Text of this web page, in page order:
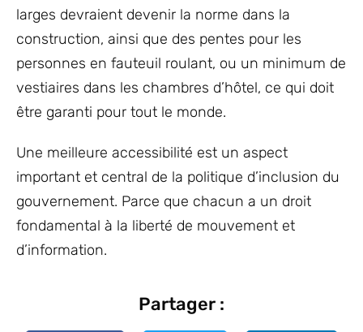
larges devraient devenir la norme dans la
construction, ainsi que des pentes pour les
personnes en fauteuil roulant, ou un minimum de
vestiaires dans les chambres d’hôtel, ce qui doit
être garanti pour tout le monde.
Une meilleure accessibilité est un aspect
important et central de la politique d’inclusion du
gouvernement. Parce que chacun a un droit
fondamental à la liberté de mouvement et
d’information.
Partager :